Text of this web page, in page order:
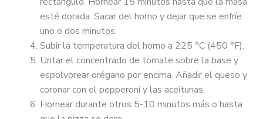
esté dorada. Sacar del horno y dejar que se enfríe
uno o dos minutos.
Subir la temperatura del horno a 225 °C (450 °F).
Untar el concentrado de tomate sobre la base y
espolvorear orégano por encima. Añadir el queso y
coronar con el pepperoni y las aceitunas.
Hornear durante otros 5-10 minutos más o hasta